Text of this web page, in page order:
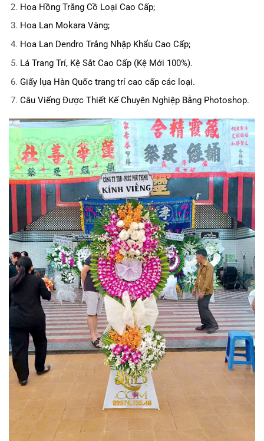
Hoa Hồng Trắng Cồ Loại Cao Cấp;
Hoa Lan Mokara Vàng;
Hoa Lan Dendro Trắng Nhập Khẩu Cao Cấp;
Lá Trang Trí, Kệ Sắt Cao Cấp (Kệ Mới 100%).
Giấy lụa Hàn Quốc trang trí cao cấp các loại.
Câu Viếng Được Thiết Kế Chuyên Nghiệp Bằng Photoshop.